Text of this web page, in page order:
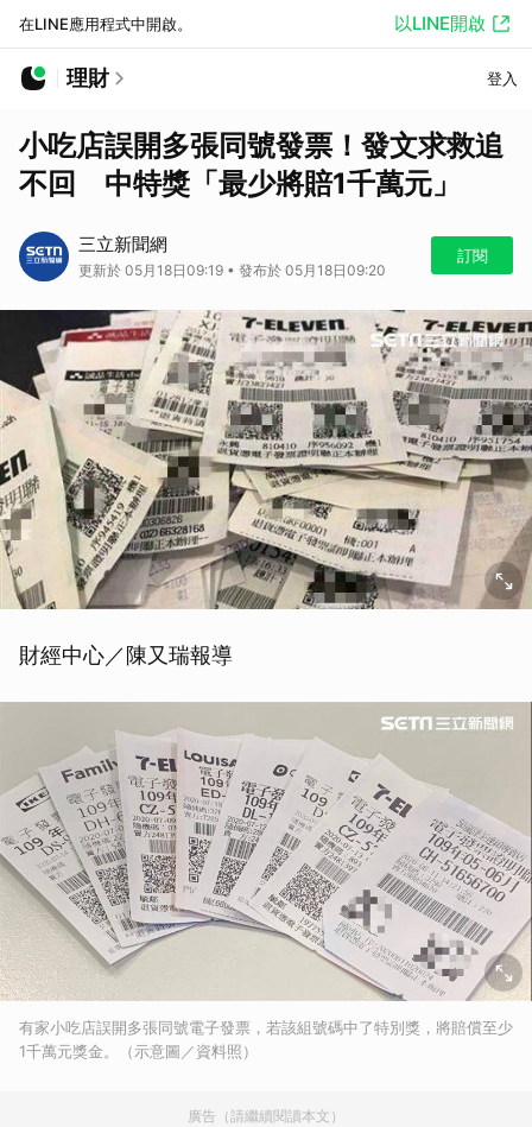
在LINE應用程式中開啟。 以LINE開啟
理財 登入
小吃店誤開多張同號發票！發文求救追
不回 中特獎「最少將賠1千萬元」
三立新聞網
更新於 05月18日09:19 • 發布於 05月18日09:20
訂閱
財經中心／陳又瑞報導
有家小吃店誤開多張同號電子發票，若該組號碼中了特別獎，將賠償至少
1千萬元獎金。（示意圖／資料照）
廣告（請繼續閱讀本文）